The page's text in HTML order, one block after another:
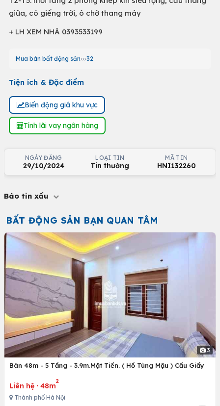
giữa, có giếng trời, ô chờ thang máy
+ LH XEM NHÀ 0393533199
Mua bán bất động sản 32
Tiện ích & Đặc điểm
Biến động giá khu vực
Tính lãi vay ngân hàng
NGÀY ĐĂNG
29/10/2024
LOẠI TIN
Tin thường
MÃ TIN
HNI132260
Báo tin xấu
BẤT ĐỘNG SẢN BẠN QUAN TÂM
3
Bán 48m - 5 Tầng - 3.9m.Mặt Tiền. ( Hồ Tùng Mậu ) Cầu Giấy
Liên hệ · 48m
2
Thành phố Hà Nội